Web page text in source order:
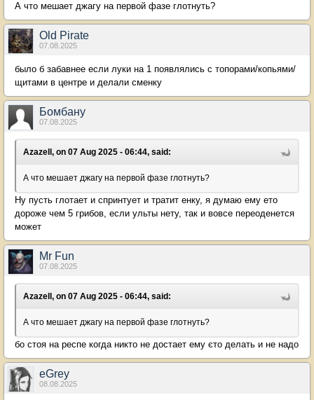
А что мешает джагу на первой фазе глотнуть?
Old Pirate
07.08.2025
было б забавнее если луки на 1 появлялись с топорами/копьями/
щитами в центре и делали сменку
Бомбану
07.08.2025
Azazell, on 07 Aug 2025 - 06:44, said:
А что мешает джагу на первой фазе глотнуть?
Ну пусть глотает и спринтует и тратит енку, я думаю ему ето
дороже чем 5 грибов, если ульты нету, так и вовсе переоденется
может
Mr Fun
07.08.2025
Azazell, on 07 Aug 2025 - 06:44, said:
А что мешает джагу на первой фазе глотнуть?
бо стоя на респе когда никто не достает ему єто делать и не надо
eGrey
08.08.2025